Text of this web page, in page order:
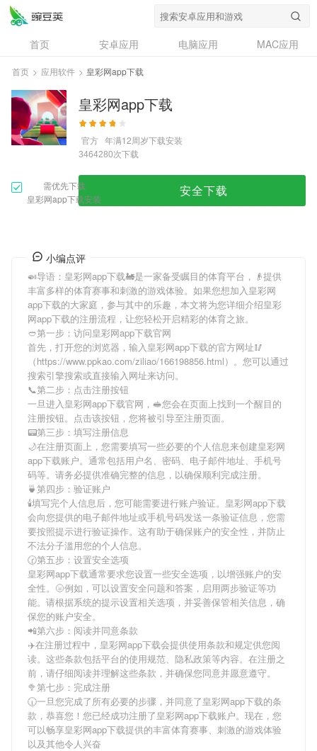
首页 安卓应用 电脑应用
MAC应用
资讯
专题
问答
首页 > 应用软件 > 皇彩网app下载
皇彩网app下载
官方 年满12周岁下载安装
3464280次下载
需优先下载
皇彩网app下载安装
安全下载
小编点评
🍛导语： 皇彩网app下载🚂是一家备受瞩目的体育平台，👴提供
丰富多样的体育赛事和刺激的游戏体验。如果您想加入皇彩网
app下载的大家庭，参与其中的乐趣，本文将为您详细介绍皇彩
网app下载的注册流程，让您轻松开启精彩的体育之旅。
🥙第一步：访问皇彩网app下载官网
首先，打开您的浏览器，输入皇彩网app下载的官方网址🥢
（https://www.ppkao.com/ziliao/166198856.html）。您可以通过
搜索引擎搜索或直接输入网址来访问。
📞第二步：点击注册按钮
一旦进入皇彩网app下载官网，🥪您会在页面上找到一个醒目的
注册按钮。点击该按钮，您将被引导至注册页面。
📟第三步：填写注册信息
🌙在注册页面上，您需要填写一些必要的个人信息来创建皇彩网
app下载账户。通常包括用户名、密码、电子邮件地址、手机号
码等。请务必提供准确完整的信息，以确保顺利完成注册。
🍵第四步：验证账户
🕯填写完个人信息后，您可能需要进行账户验证。 皇彩网app下载
会向您提供的电子邮件地址或手机号码发送一条验证信息，您需
要按照提示进行验证操作。这有助于确保账户的安全性，并防止
不法分子滥用您的个人信息。
🕝第五步：设置安全选项
皇彩网app下载通常要求您设置一些安全选项，以增强账户的安
全性。🌝例如，可以设置安全问题和答案，启用两步验证等功
能。请根据系统的提示设置相关选项，并妥善保管相关信息，确
保您的账户安全。
📲第六步：阅读并同意条款
✈️在注册过程中， 皇彩网app下载会提供使用条款和规定供您阅
读。这些条款包括平台的使用规范、隐私政策等内容。在注册之
前，请仔细阅读并理解这些条款，并确保您同意并愿意遵守。
🥦第七步：完成注册
🕡一旦您完成了所有必要的步骤，并同意了皇彩网app下载的条
款，恭喜您！您已经成功注册了皇彩网app下载账户。现在，您
可以畅享皇彩网app下载提供的丰富体育赛事、刺激的游戏体验
以及其他令人兴奋